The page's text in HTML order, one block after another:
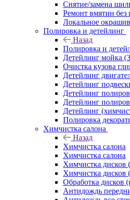
Снятие/замена
Ремонт вмятин без
Локальное
Полировка и детейлинг
Назад
Полировка и
Детейлинг мойка
Очистка кузова
Детейлинг
Детейлинг
Детейлинг
Детейлинг
Детейлинг
Полировка
Химчистка салона
Назад
Химчистка салона
Химчистка салона
Химчистка дисков
Химчистка дисков
Обработка дисков
Антидождь